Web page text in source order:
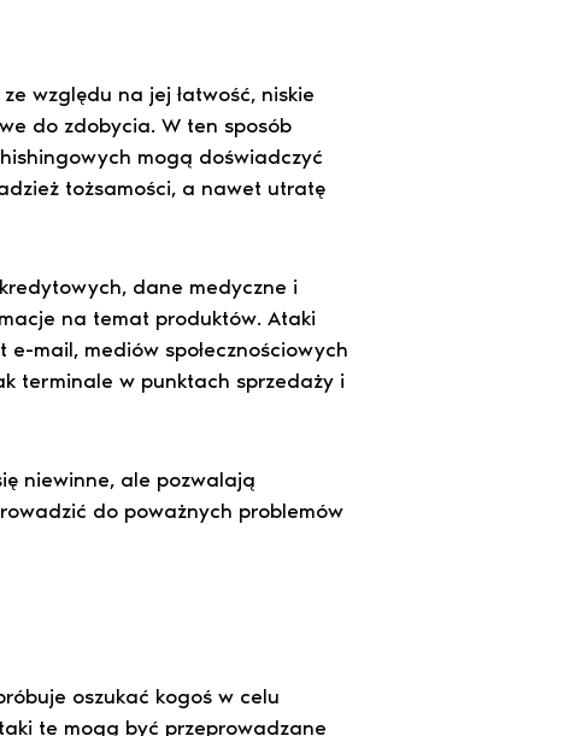
względu na jej łatwość, niskie
do zdobycia. W ten sposób
mogą doświadczyć
tożsamości, a nawet utratę
dane medyczne i
na temat produktów. Ataki
mail, mediów społecznościowych
terminale w punktach sprzedaży i
niewinne, ale pozwalają
do poważnych problemów
oszukać kogoś w celu
te mogą być przeprowadzane